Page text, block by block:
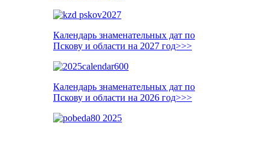
Календарь знаменательных дат по
Пскову и области на 2027 год>>>
Календарь знаменательных дат по
Пскову и области на 2026 год>>>